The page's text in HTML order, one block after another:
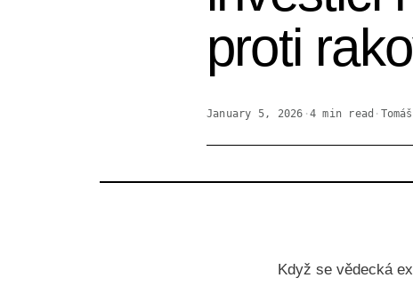
proti
January 5, 2026 · 4 min read ·
Když se vědecká